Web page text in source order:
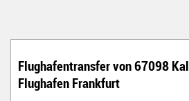
Flughafentransfer von 67098
Flughafen Frankfurt